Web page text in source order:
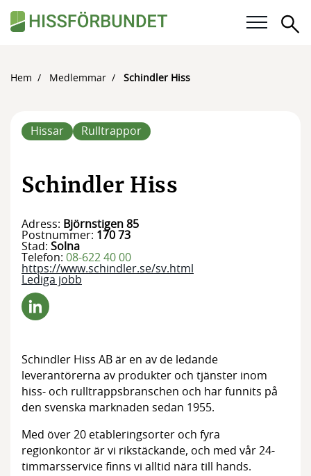
Våra frågor
För medlemmar
Kalender
Om Hissförbundet
Medlemskap
Medlemmar
Hem Medlemmar Schindler Hiss
Hissar Rulltrappor
Schindler Hiss
Adress: Björnstigen 85
Postnummer: 170 73
Stad: Solna
Telefon: 08-622 40 00
https://www.schindler.se/sv.html
Lediga jobb
Schindler Hiss AB är en av de ledande
leverantörerna av produkter och tjänster inom
hiss- och rulltrappsbranschen och har funnits på
den svenska marknaden sedan 1955.
Med över 20 etableringsorter och fyra
regionkontor är vi rikstäckande, och med vår 24-
timmarsservice finns vi alltid nära till hands.